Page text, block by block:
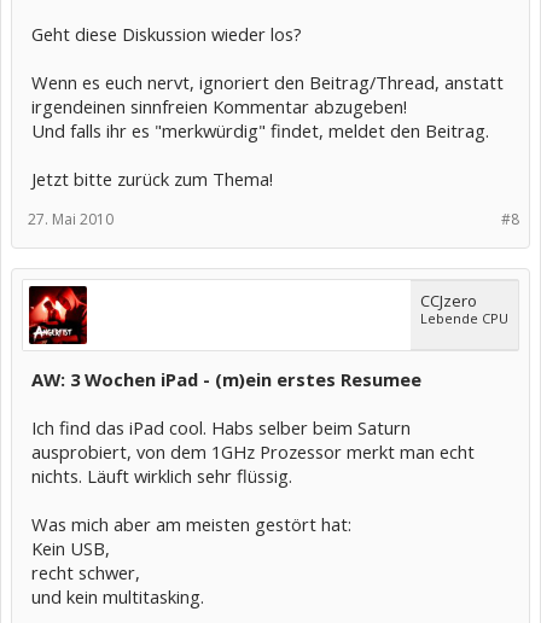
Geht diese Diskussion wieder los?
Wenn es euch nervt, ignoriert den Beitrag/Thread, anstatt
irgendeinen sinnfreien Kommentar abzugeben!
Und falls ihr es "merkwürdig" findet, meldet den Beitrag.
Jetzt bitte zurück zum Thema!
#8
27. Mai 2010
CCJzero
Lebende CPU
AW: 3 Wochen iPad - (m)ein erstes Resumee
Ich find das iPad cool. Habs selber beim Saturn
ausprobiert, von dem 1GHz Prozessor merkt man echt
nichts. Läuft wirklich sehr flüssig.
Was mich aber am meisten gestört hat:
Kein USB,
recht schwer,
und kein multitasking.